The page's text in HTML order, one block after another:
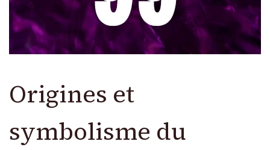
Origines et
symbolisme du